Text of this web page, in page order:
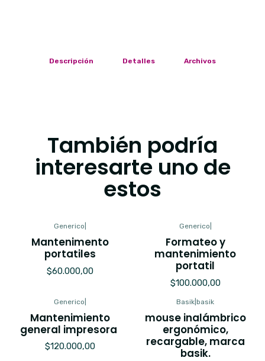
Descripción Detalles Archivos
También podría
interesarte uno de
estos
Generico
Mantenimento
portatiles
$60.000,00
Generico
Formateo y
mantenimiento
portatil
$100.000,00
Generico
Mantenimiento
general impresora
$120.000,00
Basik basik
mouse inalámbrico
ergonómico,
recargable, marca
basik.